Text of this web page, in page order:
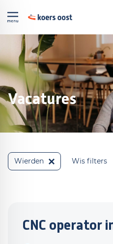
Vacatures
Wierden Wis filters
CNC operator